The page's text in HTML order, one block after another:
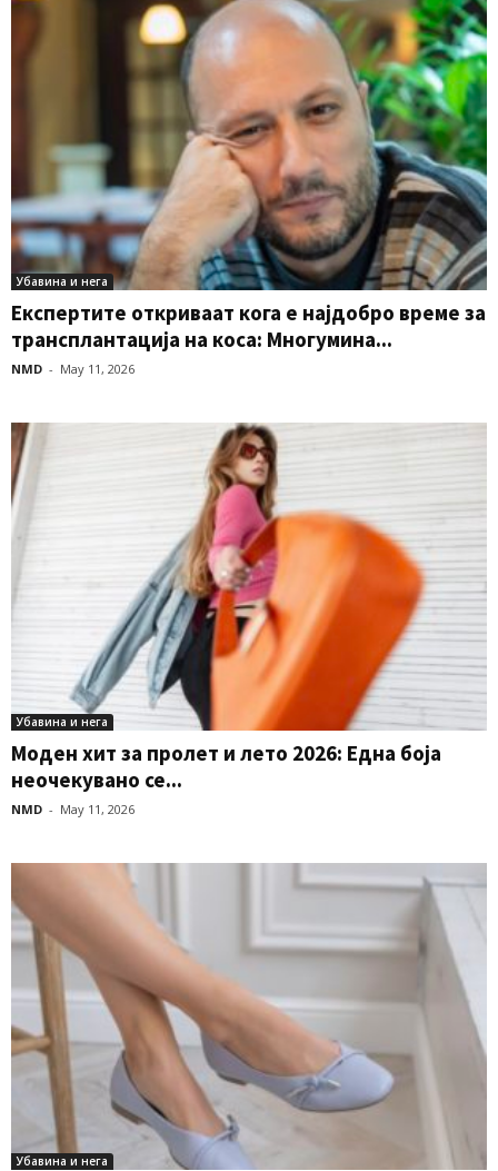
Убавина и нега
Експертите откриваат кога е најдобро време за
трансплантација на коса: Многумина...
NMD - May 11, 2026
Убавина и нега
Моден хит за пролет и лето 2026: Една боја
неочекувано се...
NMD - May 11, 2026
Убавина и нега